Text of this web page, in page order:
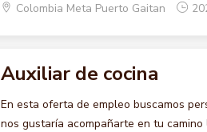
Colombia Meta Puerto Gaitan
Auxiliar de cocina
En esta oferta de empleo buscamos
nos gustaría acompañarte en tu